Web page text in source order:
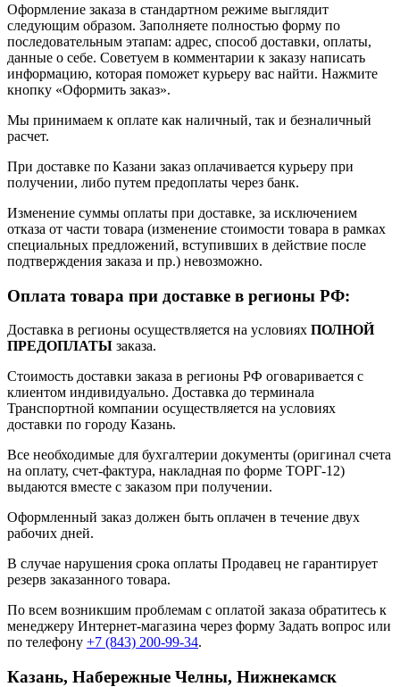
Оформление заказа в стандартном режиме выглядит
следующим образом. Заполняете полностью форму по
последовательным этапам: адрес, способ доставки, оплаты,
данные о себе. Советуем в комментарии к заказу написать
информацию, которая поможет курьеру вас найти. Нажмите
кнопку «Оформить заказ».
Мы принимаем к оплате как наличный, так и безналичный
расчет.
При доставке по Казани заказ оплачивается курьеру при
получении, либо путем предоплаты через банк.
Изменение суммы оплаты при доставке, за исключением
отказа от части товара (изменение стоимости товара в рамках
специальных предложений, вступивших в действие после
подтверждения заказа и пр.) невозможно.
Оплата товара при доставке в регионы РФ:
Доставка в регионы осуществляется на условиях ПОЛНОЙ
ПРЕДОПЛАТЫ заказа.
Стоимость доставки заказа в регионы РФ оговаривается с
клиентом индивидуально. Доставка до терминала
Транспортной компании осуществляется на условиях
доставки по городу Казань.
Все необходимые для бухгалтерии документы (оригинал счета
на оплату, счет-фактура, накладная по форме ТОРГ-12)
выдаются вместе с заказом при получении.
Оформленный заказ должен быть оплачен в течение двух
рабочих дней.
В случае нарушения срока оплаты Продавец не гарантирует
резерв заказанного товара.
По всем возникшим проблемам с оплатой заказа обратитесь к
менеджеру Интернет-магазина через форму Задать вопрос или
по телефону +7 (843) 200-99-34.
Казань, Набережные Челны, Нижнекамск